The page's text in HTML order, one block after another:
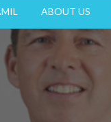
ABOUT US